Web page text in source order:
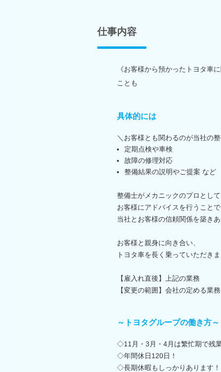
仕事内容
《お客様から預かったトヨタ車
ことも
具体的には
＼お客様とも関わるのが当社の
定期点検や車検
故障の修理対応
整備結果の説明やご提案 など
整備士がメカニックのプロとし
お客様にアドバイスを行うこと
当社とお客様の信頼関係を築き
お客様と親身に向き合い、
トヨタ車を長く乗っていただき
【雇入れ直後】上記の業務
【変更の範囲】会社の定める業務
～トヨタグループの働き方～
◇11月・3月・4月は繁忙期で残
◇年間休日120日！
◇長期休暇もしっかりあります！